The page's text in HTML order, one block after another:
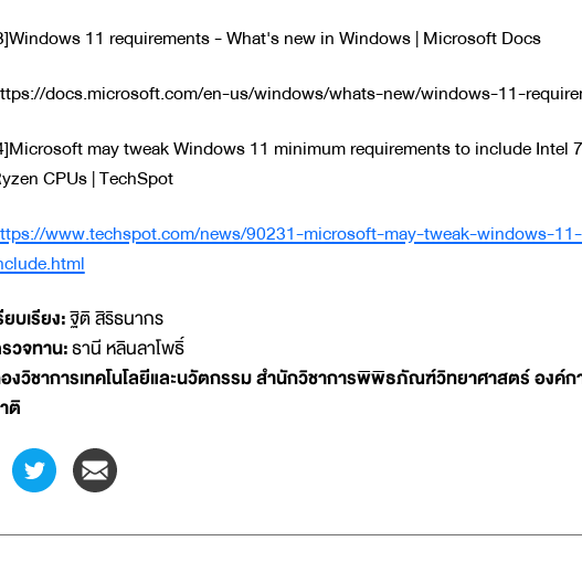
11 requirements - What's new in Windows | Microsoft Docs
docs.microsoft.com/en-us/windows/whats-new/windows-11-
may tweak Windows 11 minimum requirements to include Intel
CPUs | TechSpot
www.techspot.com/news/90231-microsoft-may-tweak-windows-
ยบเรียง:ฐิติ สิริธนากร
วจทาน:ธานี หลินลาโพธิ์
งวิชาการเทคโนโลยีและนวัตกรรม สำนักวิชาการพิพิธภัณฑ์วิทยาศาสตร์ อง
ติ